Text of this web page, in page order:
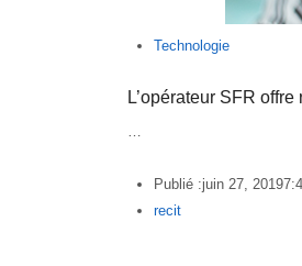
Technologie
L’opérateur SFR
…
Publié :juin 27, 2019
Author
recit